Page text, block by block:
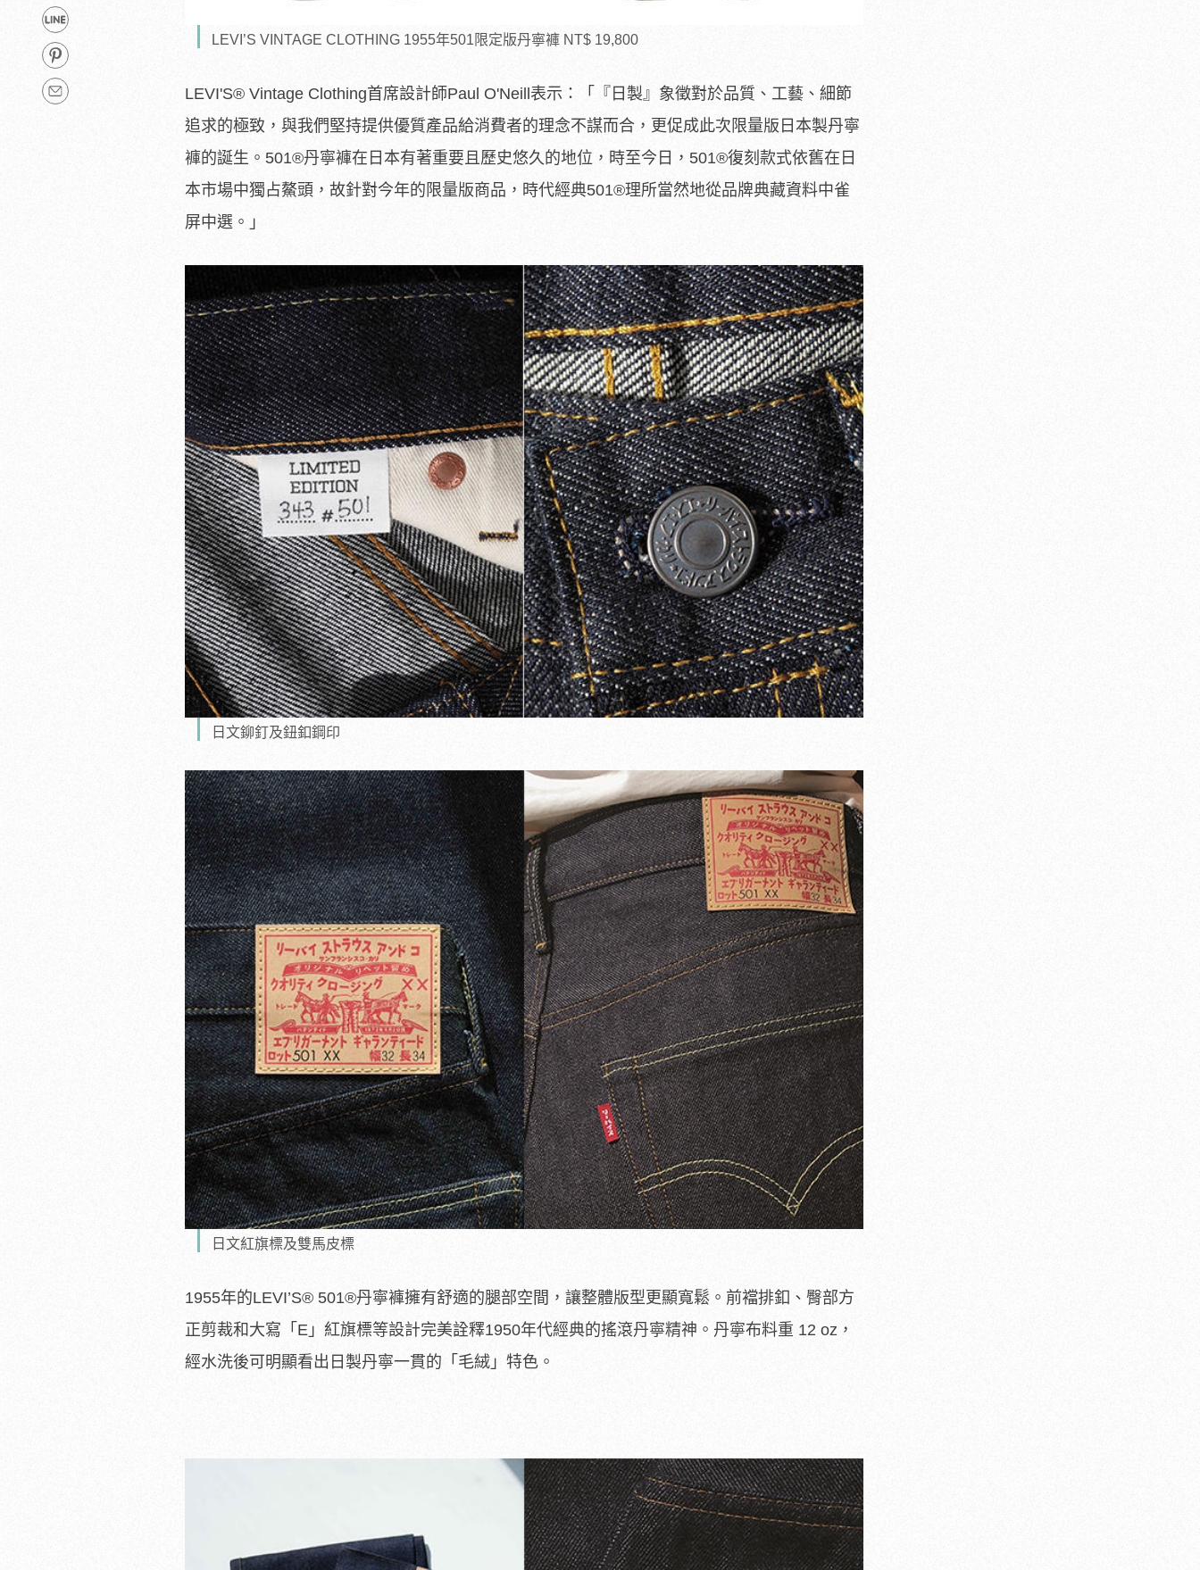
LEVI’S VINTAGE CLOTHING 1955年501限定版丹寧褲 NT$ 19,800
LEVI'S® Vintage Clothing首席設計師Paul O'Neill表示：「『日製』象徵對於品質、工藝、細節
追求的極致，與我們堅持提供優質產品給消費者的理念不謀而合，更促成此次限量版日本製丹寧
褲的誕生。501®丹寧褲在日本有著重要且歷史悠久的地位，時至今日，501®復刻款式依舊在日
本市場中獨占鰲頭，故針對今年的限量版商品，時代經典501®理所當然地從品牌典藏資料中雀
屏中選。」
日文鉚釘及鈕釦鋼印
日文紅旗標及雙馬皮標
1955年的LEVI’S® 501®丹寧褲擁有舒適的腿部空間，讓整體版型更顯寬鬆。前襠排釦、臀部方
正剪裁和大寫「E」紅旗標等設計完美詮釋1950年代經典的搖滾丹寧精神。丹寧布料重 12 oz，
經水洗後可明顯看出日製丹寧一貫的「毛絨」特色。